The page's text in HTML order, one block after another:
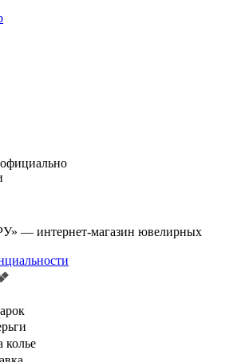
— интернет-магазин ювелирных
колье